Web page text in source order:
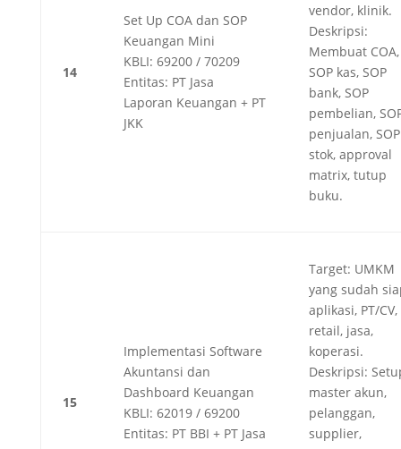
14
Set Up COA dan SOP
Keuangan Mini
KBLI: 69200 / 70209
Entitas: PT Jasa
Laporan Keuangan + PT
JKK
vendor, klinik.
Deskripsi:
Membuat COA,
SOP kas, SOP
bank, SOP
pembelian,
penjualan, SOP
stok, approval
matrix, tutup
buku.
15
Implementasi Software
Akuntansi dan
Dashboard Keuangan
KBLI: 62019 / 69200
Entitas: PT BBI + PT Jasa
Target: UMKM
yang sudah
aplikasi, PT/CV,
retail, jasa,
koperasi.
Deskripsi:
master akun,
pelanggan,
supplier,